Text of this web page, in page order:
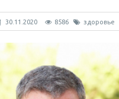
30.11.2020 8586 здоровье